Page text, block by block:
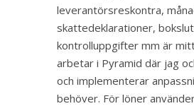
leverantörsreskontra,
skattedeklarationer,
kontrolluppgifter mm är
arbetar i Pyramid där jag
och implementerar
behöver. För löner